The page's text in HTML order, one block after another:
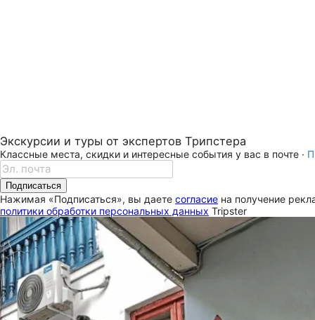
Экскурсии и туры от экспертов Трипстера
Классные места, скидки и интересные события у вас в почте ·
Подписаться
Нажимая «Подписаться», вы даете согласие на получение
политики обработки персональных данных Tripster